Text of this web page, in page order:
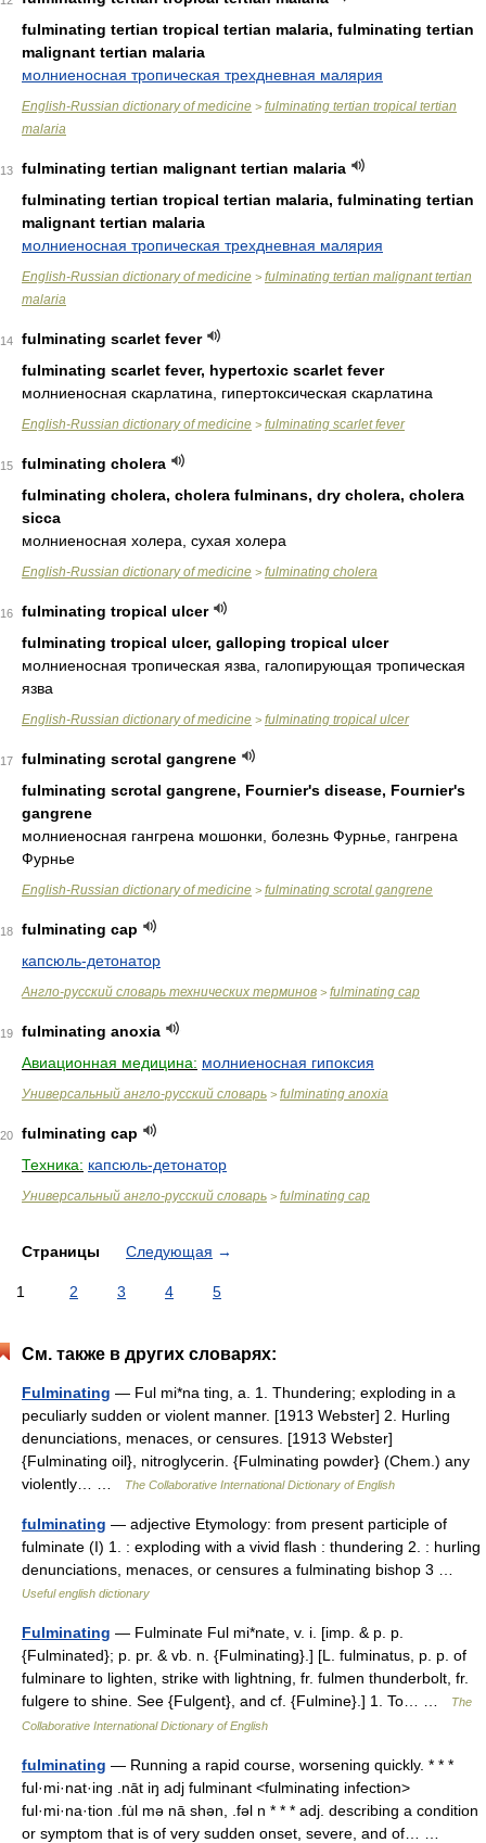
fulminating tertian tropical tertian malaria, fulminating tertian
malignant tertian malaria
молниеносная тропическая трехдневная малярия
English-Russian dictionary of medicine > fulminating tertian tropical tertian
malaria
13
fulminating tertian malignant tertian malaria
fulminating tertian tropical tertian malaria, fulminating tertian
malignant tertian malaria
молниеносная тропическая трехдневная малярия
English-Russian dictionary of medicine > fulminating tertian malignant tertian
malaria
14
fulminating scarlet fever
fulminating scarlet fever, hypertoxic scarlet fever
молниеносная скарлатина, гипертоксическая скарлатина
English-Russian dictionary of medicine > fulminating scarlet fever
15
fulminating cholera
fulminating cholera, cholera fulminans, dry cholera, cholera
sicca
молниеносная холера, сухая холера
English-Russian dictionary of medicine > fulminating cholera
16
fulminating tropical ulcer
fulminating tropical ulcer, galloping tropical ulcer
молниеносная тропическая язва, галопирующая тропическая
язва
English-Russian dictionary of medicine > fulminating tropical ulcer
17
fulminating scrotal gangrene
fulminating scrotal gangrene, Fournier's disease, Fournier's
gangrene
молниеносная гангрена мошонки, болезнь Фурнье, гангрена
Фурнье
English-Russian dictionary of medicine > fulminating scrotal gangrene
18
fulminating cap
капсюль-детонатор
Англо-русский словарь технических терминов > fulminating cap
19
fulminating anoxia
Авиационная медицина: молниеносная гипоксия
Универсальный англо-русский словарь > fulminating anoxia
20
fulminating cap
Техника: капсюль-детонатор
Универсальный англо-русский словарь > fulminating cap
Страницы Следующая →
1 2 3 4 5
См. также в других словарях:
Fulminating — Ful mi*na ting, a. 1. Thundering; exploding in a
peculiarly sudden or violent manner. [1913 Webster] 2. Hurling
denunciations, menaces, or censures. [1913 Webster]
{Fulminating oil}, nitroglycerin. {Fulminating powder} (Chem.) any
violently… …
The Collaborative International Dictionary of English
fulminating — adjective Etymology: from present participle of
fulminate (I) 1. : exploding with a vivid flash : thundering 2. : hurling
denunciations, menaces, or censures a fulminating bishop 3 …
Useful english dictionary
Fulminating — Fulminate Ful mi*nate, v. i. [imp. & p. p.
{Fulminated}; p. pr. & vb. n. {Fulminating}.] [L. fulminatus, p. p. of
fulminare to lighten, strike with lightning, fr. fulmen thunderbolt, fr.
fulgere to shine. See {Fulgent}, and cf. {Fulmine}.] 1. To… …
The
Collaborative International Dictionary of English
fulminating — Running a rapid course, worsening quickly. * * *
ful·mi·nat·ing .nāt iŋ adj fulminant <fulminating infection>
ful·mi·na·tion .fu̇l mə nā shən, .fəl n * * * adj. describing a condition
or symptom that is of very sudden onset, severe, and of… …